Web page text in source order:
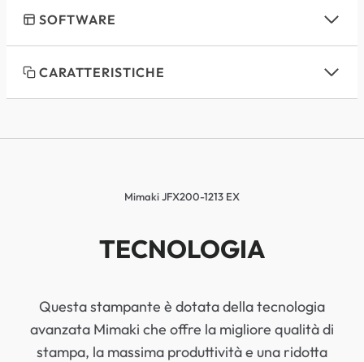
SOFTWARE
CARATTERISTICHE
Mimaki JFX200-1213 EX
TECNOLOGIA
Questa stampante è dotata della tecnologia
avanzata Mimaki che offre la migliore qualità di
stampa, la massima produttività e una ridotta